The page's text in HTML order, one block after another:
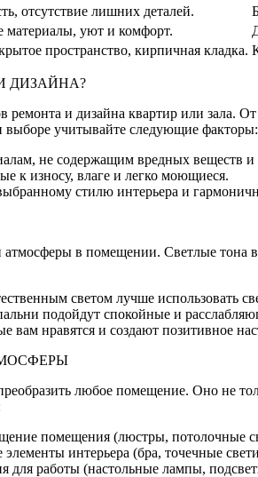
отсутствие лишних деталей.
материалы, уют и комфорт.
пространство, кирпичная кладка.
ДИЗАЙНА?
и дизайна квартир или зала.
выборе учитывайте следующие факторы:
не содержащим вредных веществ и
к износу, влаге и легко моющиеся.
стилю интерьера и
атмосферы в помещении. Светлые
светом лучше использовать
подойдут спокойные и
нравятся и создают позитивное
любое помещение. Оно не
помещения (люстры, потолочные
интерьера (бра, точечные
для работы (настольные лампы,